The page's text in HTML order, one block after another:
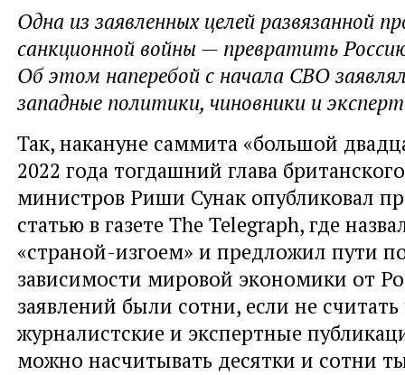
Одна из заявленных целей развязанной
санкционной войны — превратить
Об этом наперебой с начала СВО
западные политики, чиновники и
Так, накануне саммита «большой
2022 года тогдашний глава
министров Риши Сунак опубликовал
статью в газете The Telegraph, где
«страной-изгоем» и предложил пути
зависимости мировой экономики от
заявлений были сотни, если не
журналистские и экспертные
можно насчитывать десятки и сотни